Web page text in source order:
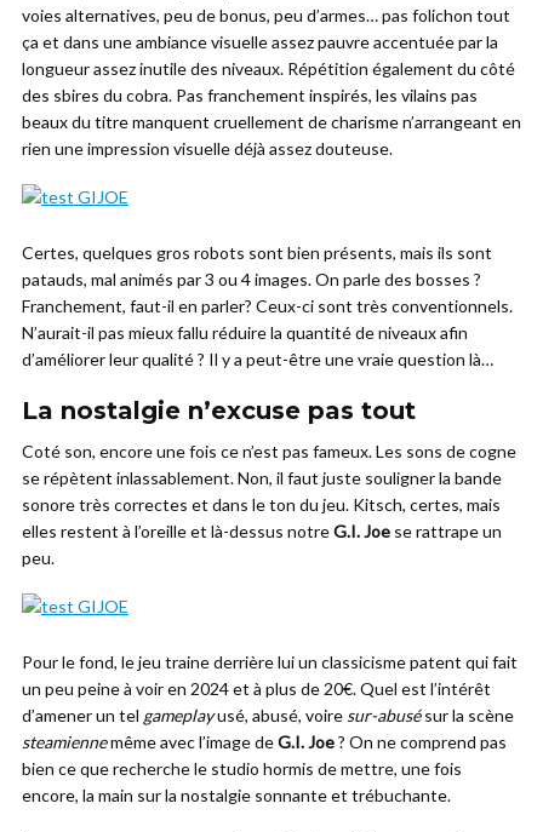
voies alternatives, peu de bonus, peu d’armes… pas folichon tout
ça et dans une ambiance visuelle assez pauvre accentuée par la
longueur assez inutile des niveaux. Répétition également du côté
des sbires du cobra. Pas franchement inspirés, les vilains pas
beaux du titre manquent cruellement de charisme n’arrangeant en
rien une impression visuelle déjà assez douteuse.
Certes, quelques gros robots sont bien présents, mais ils sont
patauds, mal animés par 3 ou 4 images. On parle des bosses ?
Franchement, faut-il en parler? Ceux-ci sont très conventionnels.
N’aurait-il pas mieux fallu réduire la quantité de niveaux afin
d’améliorer leur qualité ? Il y a peut-être une vraie question là…
La nostalgie n’excuse pas tout
Coté son, encore une fois ce n’est pas fameux. Les sons de cogne
se répètent inlassablement. Non, il faut juste souligner la bande
sonore très correctes et dans le ton du jeu. Kitsch, certes, mais
elles restent à l’oreille et là-dessus notreG.I. Joe se rattrape un
peu.
Pour le fond, le jeu traine derrière lui un classicisme patent qui fait
un peu peine à voir en 2024 et à plus de 20€. Quel est l’intérêt
d’amener un tel gameplayusé, abusé, voire sur-abusésur la scène
steamiennemême avec l’image deG.I. Joe? On ne comprend pas
bien ce que recherche le studio hormis de mettre, une fois
encore, la main sur la nostalgie sonnante et trébuchante.